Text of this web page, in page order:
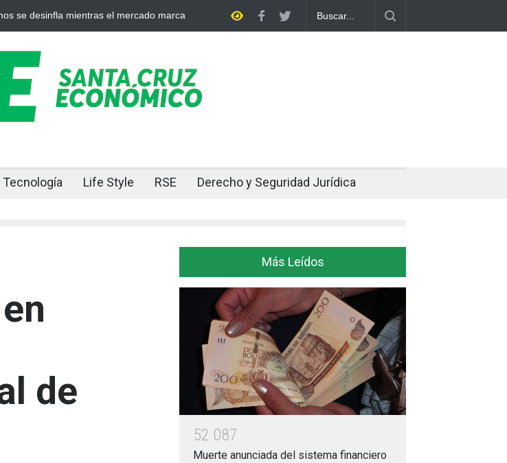
se enfrían afuera, Bolivia siente el golpe en casa
Bolivia rompe dos décadas de distancia con el FMI y pone a
Life Style RSE Derecho y Seguridad Jurídica
de
Más Leídos
52 087
Muerte anunciada del sistema financiero